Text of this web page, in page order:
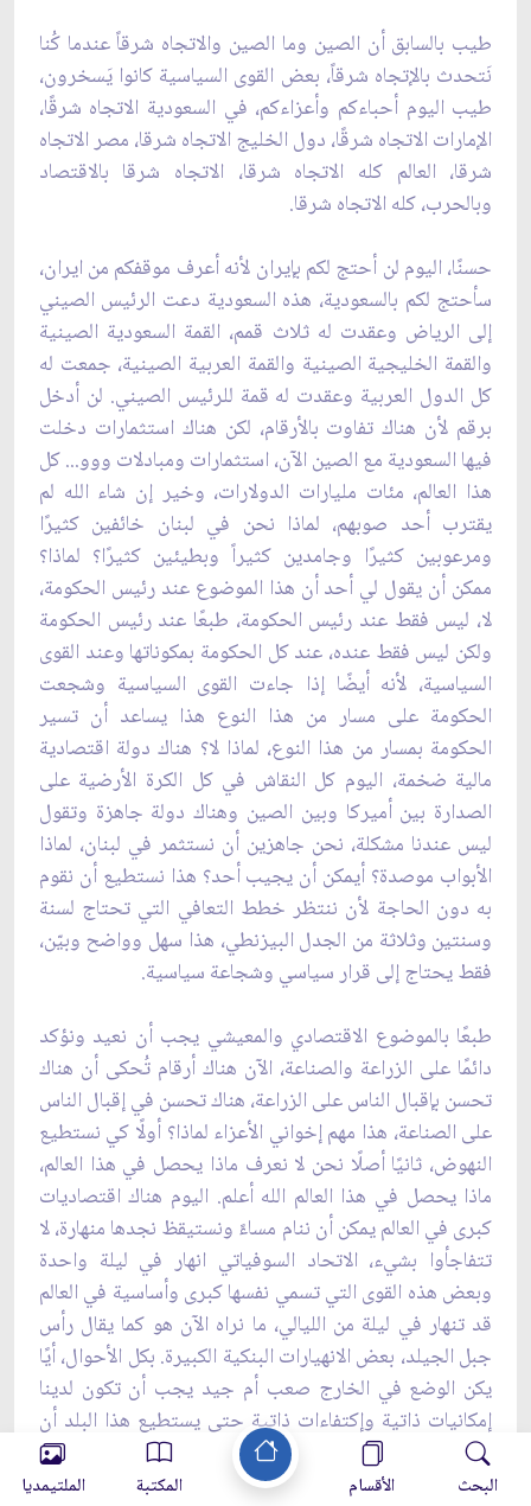
طيب بالسابق أن الصين وما الصين والاتجاه شرقاً عندما كُنا
نَتحدث بالإتجاه شرقاً، بعض القوى ‏السياسية كانوا يَسخرون،
طيب اليوم أحباءكم وأعزاءكم، في السعودية الاتجاه شرقًا،
الإمارات الاتجاه شرقًا، دول الخليج الاتجاه شرقا، ‏مصر الاتجاه
شرقا، العالم كله الاتجاه شرقا، الاتجاه شرقا بالاقتصاد
وبالحرب، كله الاتجاه شرقا.‏
حسنًا، اليوم لن أحتج لكم بإيران لأنه أعرف موقفكم من ايران،
سأحتج لكم بالسعودية، هذه السعودية ‏دعت الرئيس الصيني
إلى الرياض وعقدت له ثلاث قمم، القمة السعودية الصينية
والقمة الخليجية ‏الصينية والقمة العربية الصينية، جمعت له
كل الدول العربية وعقدت له قمة للرئيس الصيني. لن ‏أدخل
برقم لأن هناك تفاوت بالأرقام، لكن هناك استثمارات دخلت
فيها السعودية مع الصين الآن، ‏استثمارات ومبادلات ووو... كل
هذا العالم، مئات مليارات الدولارات، وخير إن شاء الله لم
يقترب أحد ‏صوبهم، لماذا نحن في لبنان خائفين كثيرًا
ومرعوبين كثيرًا وجامدين كثيراً وبطيئين كثيرًا؟ لماذا؟
‏ممكن أن يقول لي أحد أن هذا الموضوع عند رئيس الحكومة،
لا، ليس فقط عند رئيس الحكومة، طبعًا ‏عند رئيس الحكومة
ولكن ليس فقط عنده، عند كل الحكومة بمكوناتها وعند القوى
السياسية، لأنه أيضًا ‏إذا جاءت القوى السياسية وشجعت
الحكومة على مسار من هذا النوع هذا يساعد أن تسير
الحكومة ‏بمسار من هذا النوع، لماذا لا؟ هناك دولة اقتصادية
مالية ضخمة، اليوم كل النقاش في كل الكرة ‏الأرضية على
الصدارة بين أميركا وبين الصين وهناك دولة جاهزة وتقول
ليس عندنا مشكلة، نحن ‏جاهزين أن نستثمر في لبنان، لماذا
الأبواب موصدة؟ أيمكن أن يجيب أحد؟ هذا نستطيع أن نقوم
به ‏دون الحاجة لأن ننتظر خطط التعافي التي تحتاج لسنة
وسنتين وثلاثة من الجدل البيزنطي، هذا سهل ‏وواضح وبيّن،
فقط يحتاج إلى قرار سياسي وشجاعة سياسية. ‏
طبعًا بالموضوع الاقتصادي والمعيشي يجب أن نعيد ونؤكد
دائمًا على الزراعة والصناعة، الآن هناك ‏أرقام تُحكى أن هناك
تحسن بإقبال الناس على الزراعة، هناك تحسن في إقبال الناس
على الصناعة، ‏هذا مهم إخواني الأعزاء لماذا؟ أولًا كي نستطيع
النهوض، ثانيًا أصلًا نحن لا نعرف ماذا يحصل في هذا ‏العالم،
ماذا يحصل في هذا العالم الله أعلم. اليوم هناك اقتصاديات
كبرى في العالم يمكن أن ننام مساءً ‏ونستيقظ نجدها منهارة، لا
تتفاجأوا بشيء، الاتحاد السوفياتي انهار في ليلة واحدة
وبعض هذه القوى ‏التي تسمي نفسها كبرى وأساسية في العالم
قد تنهار في ليلة من الليالي، ما نراه الآن هو كما يقال رأس
‏جبل الجيلد، بعض الانهيارات البنكية الكبيرة. بكل الأحوال، أيًا
يكن الوضع في الخارج صعب أم جيد ‏يجب أن تكون لدينا
إمكانيات ذاتية وإكتفاءات ذاتية حتى يستطيع هذا البلد أن
يستمر في أي ظروف ‏سواءً كانت سيئة أم كانت جيدة. ‏
البحث الأقسام المكتبة الملتيمديا